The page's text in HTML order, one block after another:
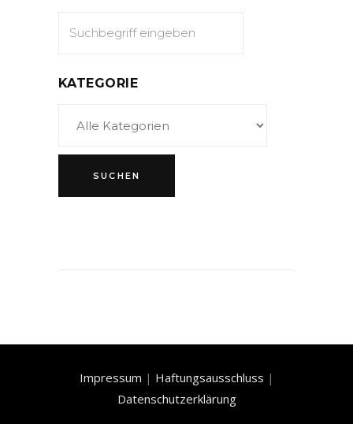
KATEGORIE
Impressum | Haftungsausschluss |
Datenschutzerklärung